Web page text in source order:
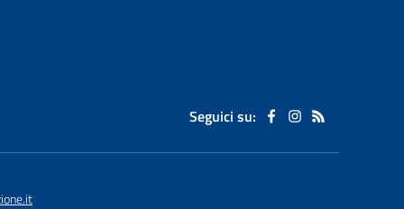
Seguici su: